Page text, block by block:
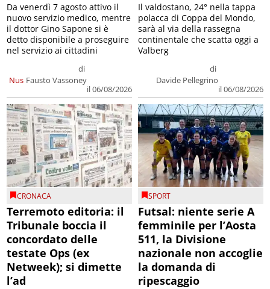
Nus
di
Fausto Vassoney
il 06/08/2026
Da venerdì 7 agosto attivo il
nuovo servizio medico, mentre
il dottor Gino Sapone si è
detto disponibile a proseguire
nel servizio ai cittadini
di
Davide Pellegrino
il 06/08/2026
Il valdostano, 24° nella tappa
polacca di Coppa del Mondo,
sarà al via della rassegna
continentale che scatta oggi a
Valberg
CRONACA
Terremoto editoria: il
Tribunale boccia il
concordato delle
testate Ops (ex
Netweek); si dimette
l’ad
SPORT
Futsal: niente serie A
femminile per l’Aosta
511, la Divisione
nazionale non accoglie
la domanda di
ripescaggio